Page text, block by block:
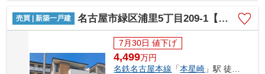
売買 | 新築一戸建 名古屋市緑区浦里5丁目209-1【仲介手数料無料】新築一戸建て 1号棟
7月30日 値下げ
4,499万円
名鉄名古屋本線 「本星崎 」駅 徒歩9分